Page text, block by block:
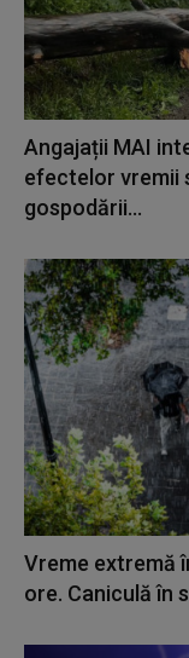
Angajații MAI
efectelor vremii
gospodării...
Vreme extremă
ore. Caniculă în